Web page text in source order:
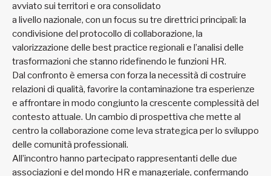
avviato sui territori e ora consolidato
a livello nazionale, con un focus su tre direttrici principali: la
condivisione del protocollo di collaborazione, la
valorizzazione delle best practice regionali e l’analisi delle
trasformazioni che stanno ridefinendo le funzioni HR.
Dal confronto è emersa con forza la necessità di costruire
relazioni di qualità, favorire la contaminazione tra esperienze
e affrontare in modo congiunto la crescente complessità del
contesto attuale. Un cambio di prospettiva che mette al
centro la collaborazione come leva strategica per lo sviluppo
delle comunità professionali.
All’incontro hanno partecipato rappresentanti delle due
associazioni e del mondo HR e manageriale, confermando